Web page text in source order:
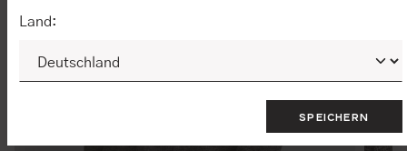
Land:
SPEICHERN